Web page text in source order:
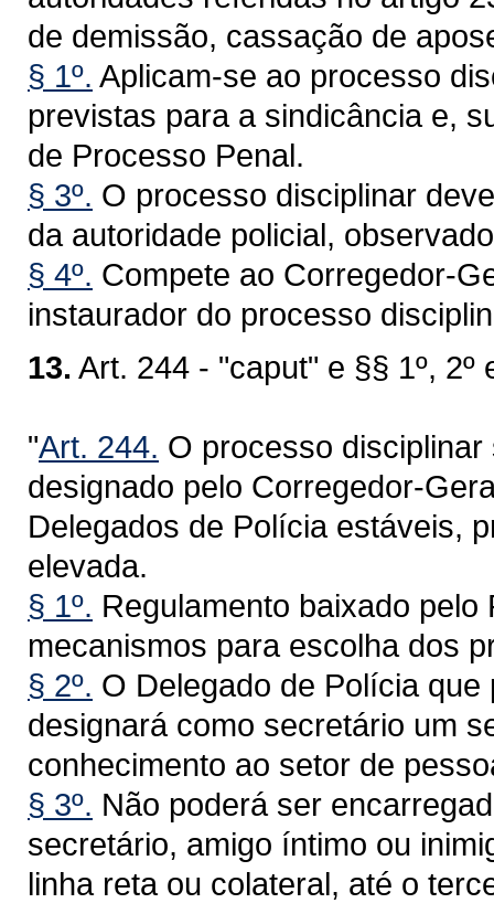
de demissão, cassação de
§ 1º. Aplicam-se ao processo
previstas para a sindicância e,
de Processo Penal.
§ 3º. O processo disciplinar
da autoridade policial,
§ 4º. Compete ao Corregedor-
instaurador do processo
13. Art. 244 - "caput" e §§ 1º,
"Art. 244. O processo
designado pelo Corregedor-
Delegados de Polícia estáveis,
elevada.
§ 1º. Regulamento baixado
mecanismos para escolha dos
§ 2º. O Delegado de Polícia
designará como secretário um
conhecimento ao setor de
§ 3º. Não poderá ser
secretário, amigo íntimo ou
linha reta ou colateral, até o